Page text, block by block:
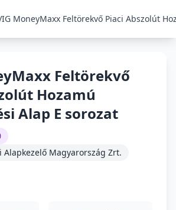
Feltörekvő
Hozamú
Alap E sorozat
Alapkezelő Magyarország Zrt.